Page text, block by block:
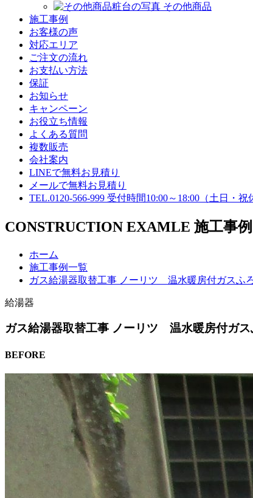
その他商品
施工事例
お客様の声
対応エリア
ご注文の流れ
お支払い方法
保証
お知らせ
キャンペーン
お役立ち情報
よくある質問
複数販売
会社案内
LINEで無料お見積り
メールで無料お見積り
TEL.0120-566-999 受付時間10:00～18:00（土日・祝
CONSTRUCTION EXAMLE 施工事例
ホーム
施工事例一覧
ガス給湯器取替工事 ノーリツ 温水暖房付ガスふ
給湯器
ガス給湯器取替工事 ノーリツ 温水暖房付ガ
BEFORE